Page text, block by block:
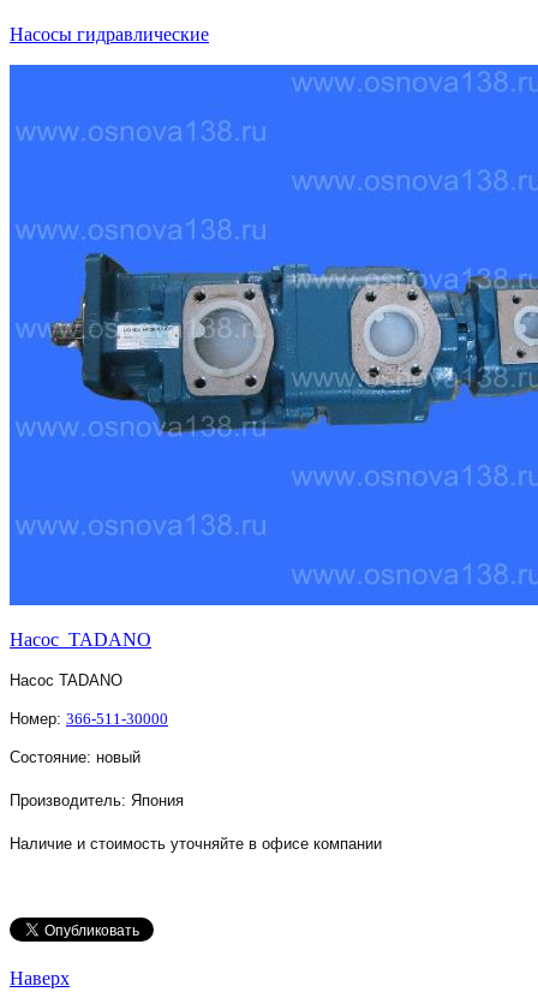
Насосы гидравлические
Насос TADANO
Насос TADANO
Номер: 366-511-30000
Состояние: новый
Производитель: Япония
Наличие и стоимость уточняйте в офисе компании
Наверх